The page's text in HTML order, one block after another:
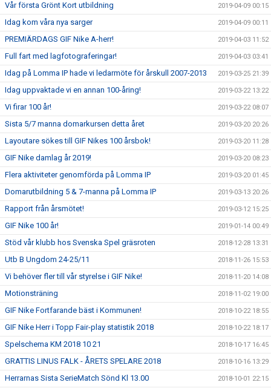
Vår första Grönt Kort utbildning 2019-04-09 00:15
Idag kom våra nya sarger 2019-04-09 00:11
PREMIÄRDAGS GIF Nike A-herr! 2019-04-03 11:52
Full fart med lagfotograferingar! 2019-04-03 03:41
Idag på Lomma IP hade vi ledarmöte för årskull 2007-2013 2019-03-25 21:39
Idag uppvaktade vi en annan 100-åring! 2019-03-22 13:22
Vi firar 100 år! 2019-03-22 08:07
Sista 5/7 manna domarkursen detta året 2019-03-20 20:26
Layoutare sökes till GIF Nikes 100 årsbok! 2019-03-20 11:28
GIF Nike damlag år 2019! 2019-03-20 08:23
Flera aktiviteter genomförda på Lomma IP 2019-03-20 01:45
Domarutbildning 5 & 7-manna på Lomma IP 2019-03-13 20:26
Rapport från årsmötet! 2019-03-12 15:25
GIF Nike 100 år! 2019-01-14 00:49
Stöd vår klubb hos Svenska Spel gräsroten 2018-12-28 13:31
Utb B Ungdom 24-25/11 2018-11-26 15:53
Vi behöver fler till vår styrelse i GIF Nike! 2018-11-20 14:08
Motionsträning 2018-11-02 19:00
GIF Nike Fortfarande bäst i Kommunen! 2018-10-22 18:55
GIF Nike Herr i Topp Fair-play statistik 2018 2018-10-22 18:17
Spelschema KM 2018 10 21 2018-10-17 16:45
GRATTIS LINUS FALK - ÅRETS SPELARE 2018 2018-10-16 13:29
Herrarnas Sista SerieMatch Sönd Kl 13.00 2018-10-01 22:15